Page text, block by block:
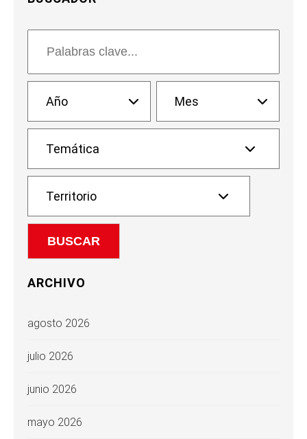
ARCHIVO
agosto 2026
julio 2026
junio 2026
mayo 2026